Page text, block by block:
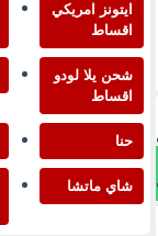
ايتونز امريكي
اقساط
شحن يلا لودو
اقساط
حنا
شاي ماتشا